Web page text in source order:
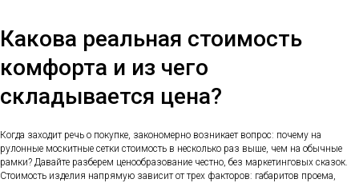
Какова реальная стоимость
комфорта и из чего
складывается цена?
Когда заходит речь о покупке, закономерно возникает вопрос: почему на
рулонные москитные сетки стоимость в несколько раз выше, чем на обычные
рамки? Давайте разберем ценообразование честно, без маркетинговых сказок.
Стоимость изделия напрямую зависит от трех факторов: габаритов проема,